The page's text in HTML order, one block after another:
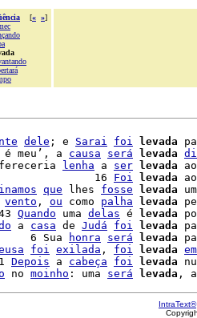
[« »]
dele ; e Sarai foi levada
é meu’, a causa será levada
lenha a ser levada
16 Foi levada
que lhes fosse levada
vento , ou como palha levada
Quando uma delas é levada
a casa de Judá foi levada
6 Sua honra será levada
foi exilada , foi levada
Depois a cabeça foi levada
no moinho : uma será levada ,
IntraText®